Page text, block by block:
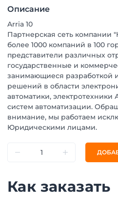
Описание
Arria 10
Партнерская сеть компании
более 1000 компаний в 100
представители различных
государственные и
занимающиеся разработкой
решений в области
автоматики,
систем автоматизации.
внимание, мы работаем
Юридическими лицами.
Как заказать